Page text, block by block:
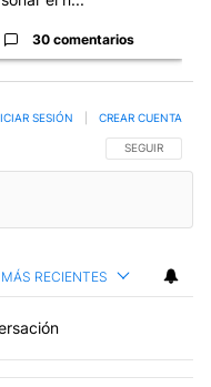
30 comentarios
SIGA ESTA
SEGUIR
SESIÓN CREAR CUENTA
RECIENTES